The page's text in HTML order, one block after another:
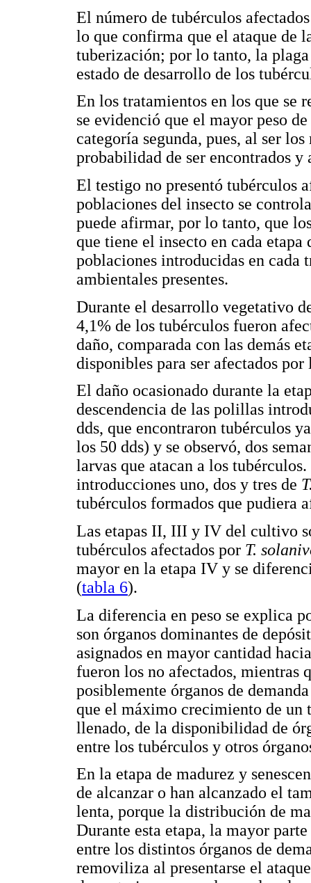
El número de tubérculos
lo que confirma que el ataque de
tuberización; por lo tanto, la
estado de desarrollo de los
En los tratamientos en los que se
se evidenció que el mayor peso
categoría segunda, pues, al ser
probabilidad de ser encontrados
El testigo no presentó tubérculos
poblaciones del insecto se
puede afirmar, por lo tanto, que
que tiene el insecto en cada
poblaciones introducidas en cada
ambientales presentes.
Durante el desarrollo vegetativo
4,1% de los tubérculos fueron
daño, comparada con las demás
disponibles para ser afectados por
El daño ocasionado durante la
descendencia de las polillas
dds, que encontraron tubérculos
los 50 dds) y se observó, dos
larvas que atacan a los
introducciones uno, dos y tres de
tubérculos formados que pudiera
Las etapas II, III y IV del cultivo
tubérculos afectados por T.
mayor en la etapa IV y se
(tabla 6).
La diferencia en peso se explica
son órganos dominantes de
asignados en mayor cantidad
fueron los no afectados, mientras
posiblemente órganos de
que el máximo crecimiento de un
llenado, de la disponibilidad de
entre los tubérculos y otros
En la etapa de madurez y
de alcanzar o han alcanzado el
lenta, porque la distribución de
Durante esta etapa, la mayor
entre los distintos órganos de
removiliza al presentarse el